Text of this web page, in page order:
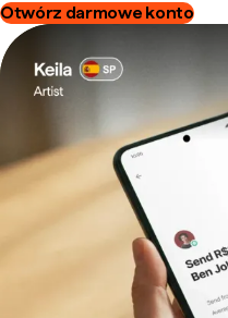
Otwórz darmowe konto